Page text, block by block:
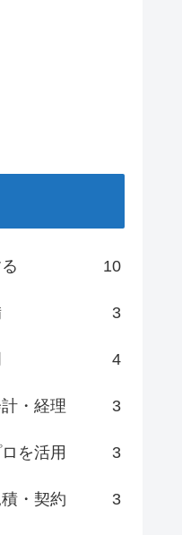
10
3
4
・経理 3
を活用 3
・契約 3